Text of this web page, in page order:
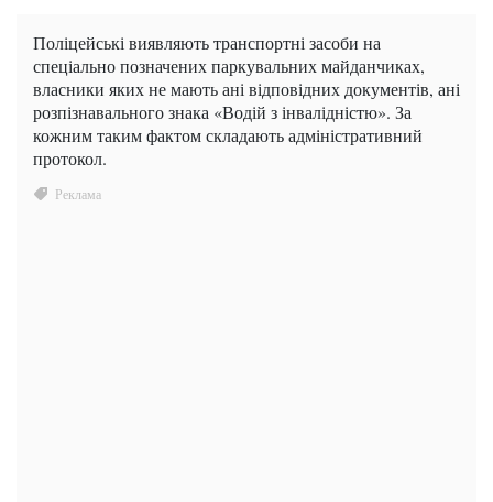
Поліцейські виявляють транспортні засоби на
спеціально позначених паркувальних майданчиках,
власники яких не мають ані відповідних документів, ані
розпізнавального знака «Водій з інвалідністю». За
кожним таким фактом складають адміністративний
протокол.